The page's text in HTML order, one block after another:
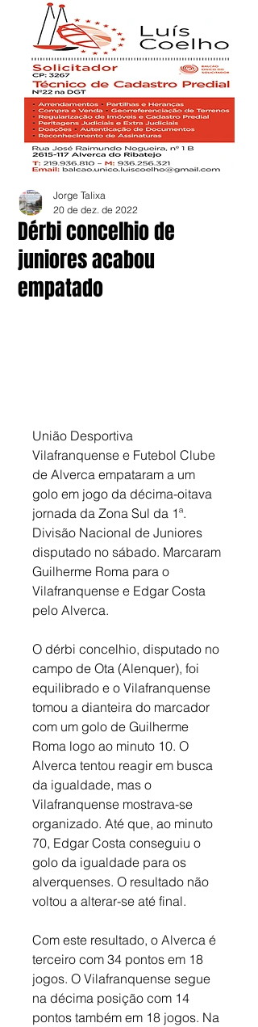
Dérbi concelhio de
juniores acabou
empatado
Jorge Talixa
20 de dez. de 2022
União Desportiva
Vilafranquense e Futebol Clube
de Alverca empataram a um
golo em jogo da décima-oitava
jornada da Zona Sul da 1ª.
Divisão Nacional de Juniores
disputado no sábado. Marcaram
Guilherme Roma para o
Vilafranquense e Edgar Costa
pelo Alverca.
O dérbi concelhio, disputado no
campo de Ota (Alenquer), foi
equilibrado e o Vilafranquense
tomou a dianteira do marcador
com um golo de Guilherme
Roma logo ao minuto 10. O
Alverca tentou reagir em busca
da igualdade, mas o
Vilafranquense mostrava-se
organizado. Até que, ao minuto
70, Edgar Costa conseguiu o
golo da igualdade para os
alverquenses. O resultado não
voltou a alterar-se até final.
Com este resultado, o Alverca é
terceiro com 34 pontos em 18
jogos. O Vilafranquense segue
na décima posição com 14
pontos também em 18 jogos. Na